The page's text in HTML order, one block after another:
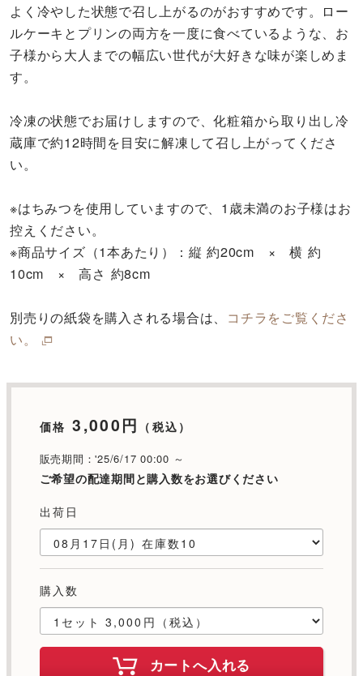
よく冷やした状態で召し上がるのがおすすめです。ロー
ルケーキとプリンの両方を一度に食べているような、お
子様から大人までの幅広い世代が大好きな味が楽しめま
す。
冷凍の状態でお届けしますので、化粧箱から取り出し冷
蔵庫で約12時間を目安に解凍して召し上がってくださ
い。
※はちみつを使用していますので、1歳未満のお子様はお
控えください。
※商品サイズ（1本あたり）：縦 約20cm × 横 約
10cm × 高さ 約8cm
別売りの紙袋を購入される場合は、 コチラをご覧くださ
い。
価格 3,000円 （税込）
販売期間：'25/6/17 00:00 ～
ご希望の配達期間と購入数をお選びください
出荷日
購入数
カートへ入れる